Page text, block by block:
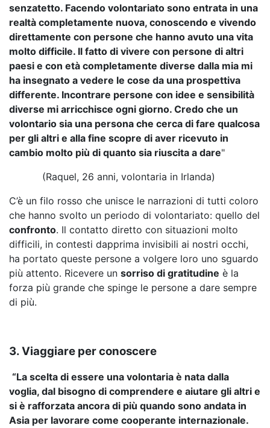
senzatetto. Facendo volontariato sono entrata in una
realtà completamente nuova, conoscendo e vivendo
direttamente con persone che hanno avuto una vita
molto difficile. Il fatto di vivere con persone di altri
paesi e con età completamente diverse dalla mia mi
ha insegnato a vedere le cose da una prospettiva
differente. Incontrare persone con idee e sensibilità
diverse mi arricchisce ogni giorno. Credo che un
volontario sia una persona che cerca di fare qualcosa
per gli altri e alla fine scopre di aver ricevuto in
cambio molto più di quanto sia riuscita a dare"
(Raquel, 26 anni, volontaria in Irlanda)
C’è un filo rosso che unisce le narrazioni di tutti coloro
che hanno svolto un periodo di volontariato: quello del
confronto. Il contatto diretto con situazioni molto
difficili, in contesti dapprima invisibili ai nostri occhi,
ha portato queste persone a volgere loro uno sguardo
più attento. Ricevere un sorriso di gratitudine è la
forza più grande che spinge le persone a dare sempre
di più.
3. Viaggiare per conoscere
“La scelta di essere una volontaria è nata dalla
voglia, dal bisogno di comprendere e aiutare gli altri e
si è rafforzata ancora di più quando sono andata in
Asia per lavorare come cooperante internazionale.